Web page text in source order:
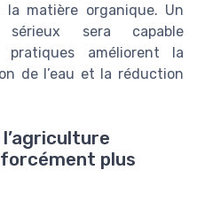
matière organique. Un
sérieux sera capable
pratiques améliorent la
de l’eau et la réduction
plus